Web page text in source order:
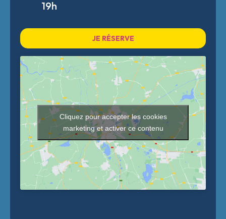
19h
JE RÉSERVE
Cliquez pour accepter les cookies
marketing et activer ce contenu